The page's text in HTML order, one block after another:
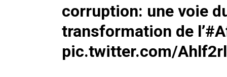
S'ABONNER
Related
corruption: une voie
transformation de l’
pic.twitter.com/